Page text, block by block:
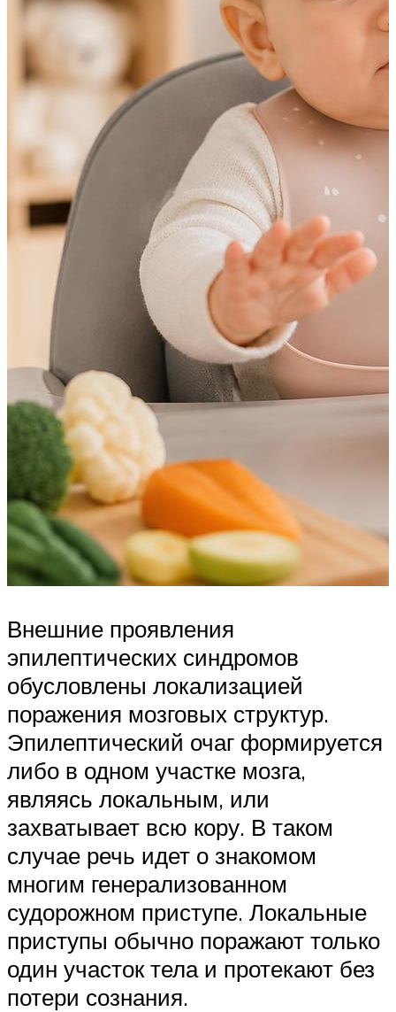
Внешние проявления
эпилептических синдромов
обусловлены локализацией
поражения мозговых структур.
Эпилептический очаг формируется
либо в одном участке мозга,
являясь локальным, или
захватывает всю кору. В таком
случае речь идет о знакомом
многим генерализованном
судорожном приступе. Локальные
приступы обычно поражают только
один участок тела и протекают без
потери сознания.